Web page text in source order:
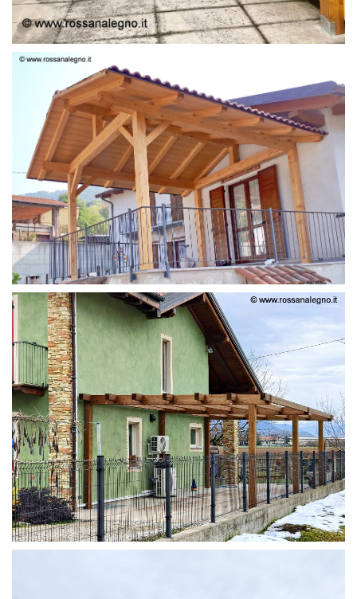
STRUTTURA LAMELLARE PRETAGLIATO
STRUTTURA ADDOSSATA IN LAMELLARE SU MISURA